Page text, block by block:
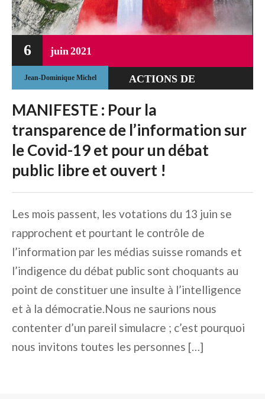
6 juin2021
Jean-Dominique Michel
ACTIONS DE
DÉRIVE
TOTALITAIRE
ETHIQUE
MANIFESTE : Pour la
transparence de l’information sur
le Covid-19 et pour un débat
public libre et ouvert !
Les mois passent, les votations du 13 juin se
rapprochent et pourtant le contrôle de
l’information par les médias suisse romands et
l’indigence du débat public sont choquants au
point de constituer une insulte à l’intelligence
et à la démocratie.Nous ne saurions nous
contenter d’un pareil simulacre ; c’est pourquoi
nous invitons toutes les personnes […]